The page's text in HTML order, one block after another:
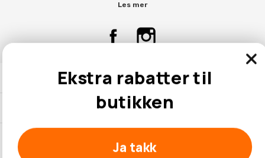
Les mer
Kontaktinformasjon
Kundeservice
Ekstra rabatter til
butikken
Ja takk